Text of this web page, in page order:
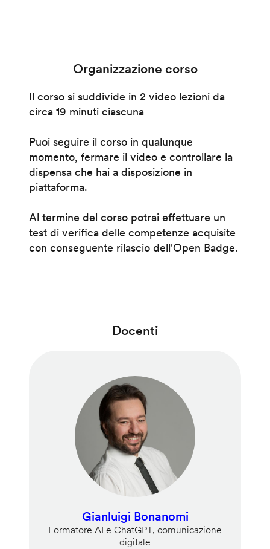
Organizzazione corso
Il corso si suddivide in 2 video lezioni da
circa 19 minuti ciascuna
Puoi seguire il corso in qualunque
momento, fermare il video e controllare la
dispensa che hai a disposizione in
piattaforma.
Al termine del corso potrai effettuare un
test di verifica delle competenze acquisite
con conseguente rilascio dell'Open Badge.
Docenti
Gianluigi Bonanomi
Formatore AI e ChatGPT, comunicazione
digitale